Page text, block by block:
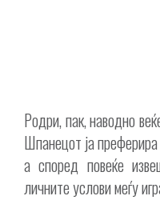
Родри, пак, наводно
Шпанецот ја
а според повеќе
личните услови меѓу